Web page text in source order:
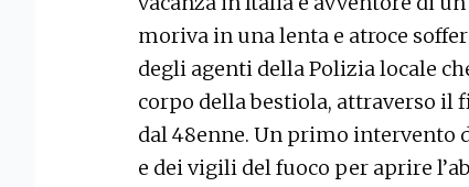
moriva in una lenta e atroce
degli agenti della Polizia locale
corpo della bestiola, attraverso il
dal 48enne. Un primo intervento
e dei vigili del fuoco per aprire